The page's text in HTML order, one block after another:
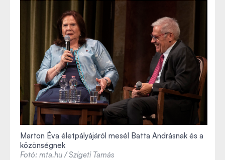
Marton Éva életpályájáról mesél Batta Andrásnak és a
közönségnek
Fotó: mta.hu / Szigeti Tamás